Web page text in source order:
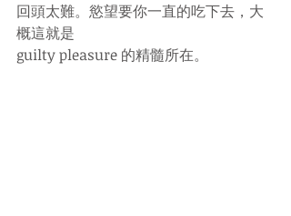
回頭太難。慾望要你一直的吃下去，大
概這就是
guilty pleasure 的精髓所在。